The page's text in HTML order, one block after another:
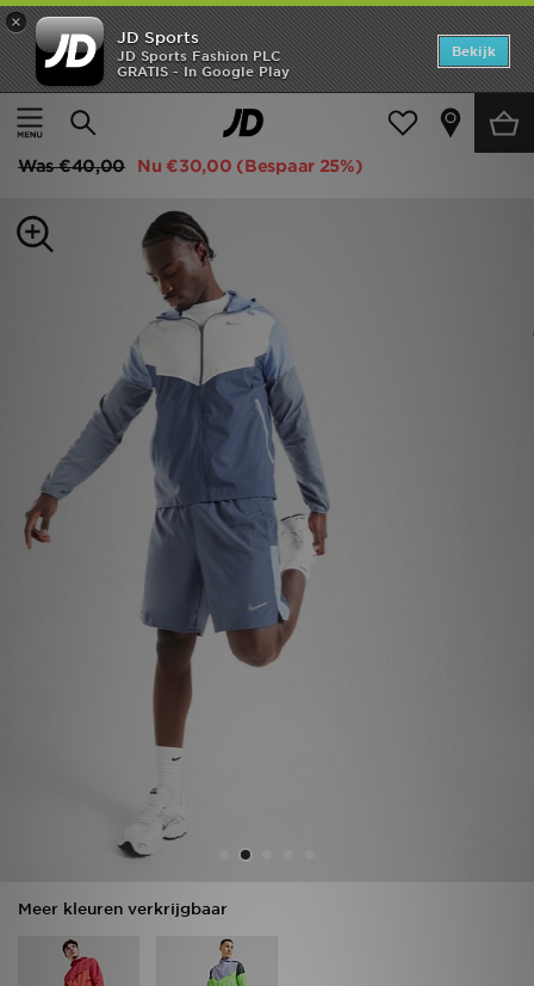
×
JD Sports
JD Sports Fashion PLC
GRATIS - In Google Play
Bekijk
Thuis
Heren Herenkleding Sportkleding
Nike Challenger 7" Shorts
Was€40,00 Nu €30,00 (Bespaar 25%)
Meer kleuren verkrijgbaar
Home
Offers
Dames
Voetbal
Sports
Merken
Bestelling traceren
Download de app